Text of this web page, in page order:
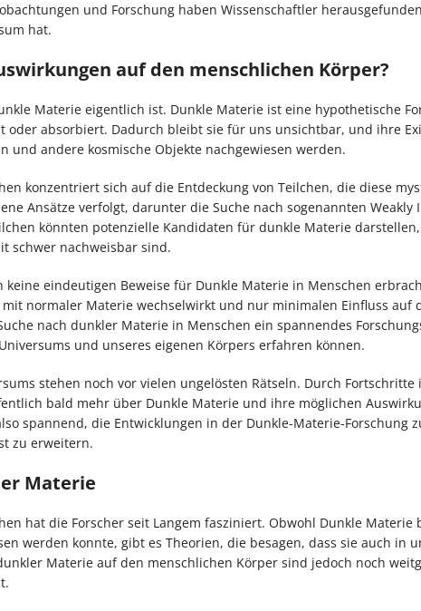
und Forschung haben Wissenschaftler
hat.
auf den menschlichen Körper?
Materie eigentlich ist. Dunkle Materie ist eine hypothetische
oder absorbiert. Dadurch bleibt sie für uns unsichtbar, und ihre
und andere kosmische Objekte nachgewiesen werden.
konzentriert sich auf die Entdeckung von Teilchen, die diese
Ansätze verfolgt, darunter die Suche nach sogenannten Weakly
könnten potenzielle Kandidaten für dunkle Materie
schwer nachweisbar sind.
keine eindeutigen Beweise für Dunkle Materie in Menschen
normaler Materie wechselwirkt und nur minimalen Einfluss auf
nach dunkler Materie in Menschen ein spannendes
und unseres eigenen Körpers erfahren können.
stehen noch vor vielen ungelösten Rätseln. Durch
bald mehr über Dunkle Materie und ihre möglichen
spannend, die Entwicklungen in der Dunkle-Materie-Forschung
zu erweitern.
Materie
hat die Forscher seit Langem fasziniert. Obwohl Dunkle
werden konnte, gibt es Theorien, die besagen, dass sie auch in
Materie auf den menschlichen Körper sind jedoch noch